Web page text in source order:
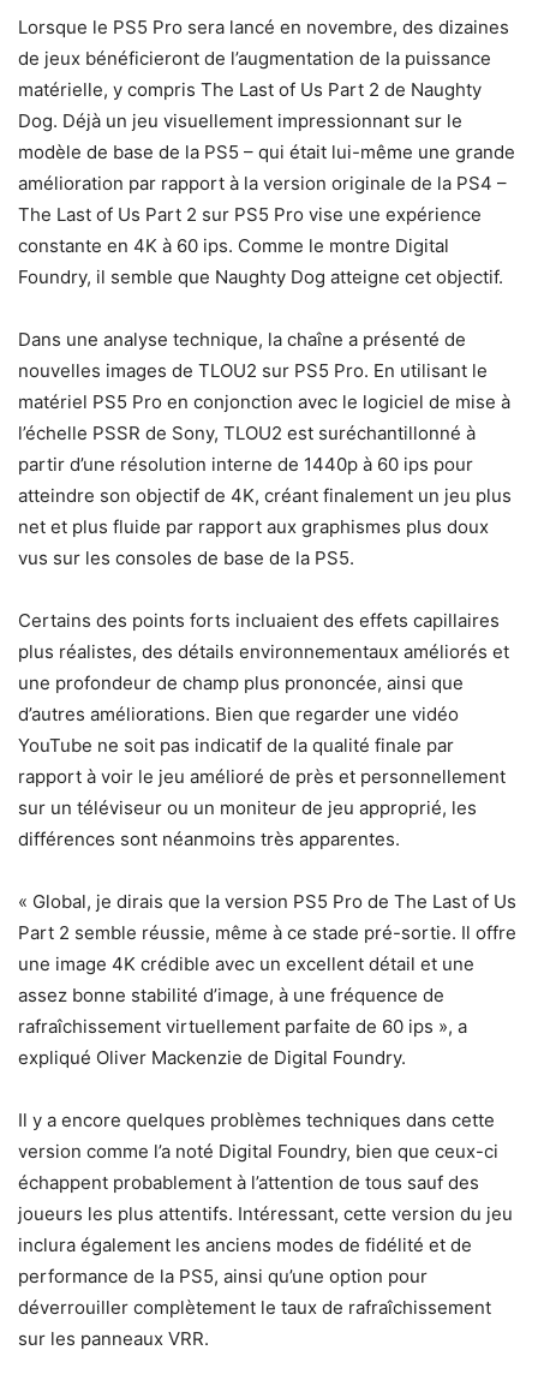
Lorsque le PS5 Pro sera lancé en novembre, des dizaines
de jeux bénéficieront de l’augmentation de la puissance
matérielle, y compris The Last of Us Part 2 de Naughty
Dog. Déjà un jeu visuellement impressionnant sur le
modèle de base de la PS5 – qui était lui-même une grande
amélioration par rapport à la version originale de la PS4 –
The Last of Us Part 2 sur PS5 Pro vise une expérience
constante en 4K à 60 ips. Comme le montre Digital
Foundry, il semble que Naughty Dog atteigne cet objectif.
Dans une analyse technique, la chaîne a présenté de
nouvelles images de TLOU2 sur PS5 Pro. En utilisant le
matériel PS5 Pro en conjonction avec le logiciel de mise à
l’échelle PSSR de Sony, TLOU2 est suréchantillonné à
partir d’une résolution interne de 1440p à 60 ips pour
atteindre son objectif de 4K, créant finalement un jeu plus
net et plus fluide par rapport aux graphismes plus doux
vus sur les consoles de base de la PS5.
Certains des points forts incluaient des effets capillaires
plus réalistes, des détails environnementaux améliorés et
une profondeur de champ plus prononcée, ainsi que
d’autres améliorations. Bien que regarder une vidéo
YouTube ne soit pas indicatif de la qualité finale par
rapport à voir le jeu amélioré de près et personnellement
sur un téléviseur ou un moniteur de jeu approprié, les
différences sont néanmoins très apparentes.
« Global, je dirais que la version PS5 Pro de The Last of Us
Part 2 semble réussie, même à ce stade pré-sortie. Il offre
une image 4K crédible avec un excellent détail et une
assez bonne stabilité d’image, à une fréquence de
rafraîchissement virtuellement parfaite de 60 ips », a
expliqué Oliver Mackenzie de Digital Foundry.
Il y a encore quelques problèmes techniques dans cette
version comme l’a noté Digital Foundry, bien que ceux-ci
échappent probablement à l’attention de tous sauf des
joueurs les plus attentifs. Intéressant, cette version du jeu
inclura également les anciens modes de fidélité et de
performance de la PS5, ainsi qu’une option pour
déverrouiller complètement le taux de rafraîchissement
sur les panneaux VRR.